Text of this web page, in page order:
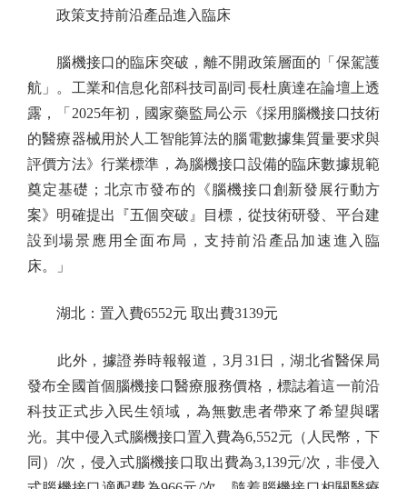
政策支持前沿產品進入臨床
腦機接口的臨床突破，離不開政策層面的「保駕護
航」。工業和信息化部科技司副司長杜廣達在論壇上透
露，「2025年初，國家藥監局公示《採用腦機接口技術
的醫療器械用於人工智能算法的腦電數據集質量要求與
評價方法》行業標準，為腦機接口設備的臨床數據規範
奠定基礎；北京市發布的《腦機接口創新發展行動方
案》明確提出『五個突破』目標，從技術研發、平台建
設到場景應用全面布局，支持前沿產品加速進入臨
床。」
湖北：置入費6552元 取出費3139元
此外，據證券時報報道，3月31日，湖北省醫保局
發布全國首個腦機接口醫療服務價格，標誌着這一前沿
科技正式步入民生領域，為無數患者帶來了希望與曙
光。其中侵入式腦機接口置入費為6,552元（人民幣，下
同）/次，侵入式腦機接口取出費為3,139元/次，非侵入